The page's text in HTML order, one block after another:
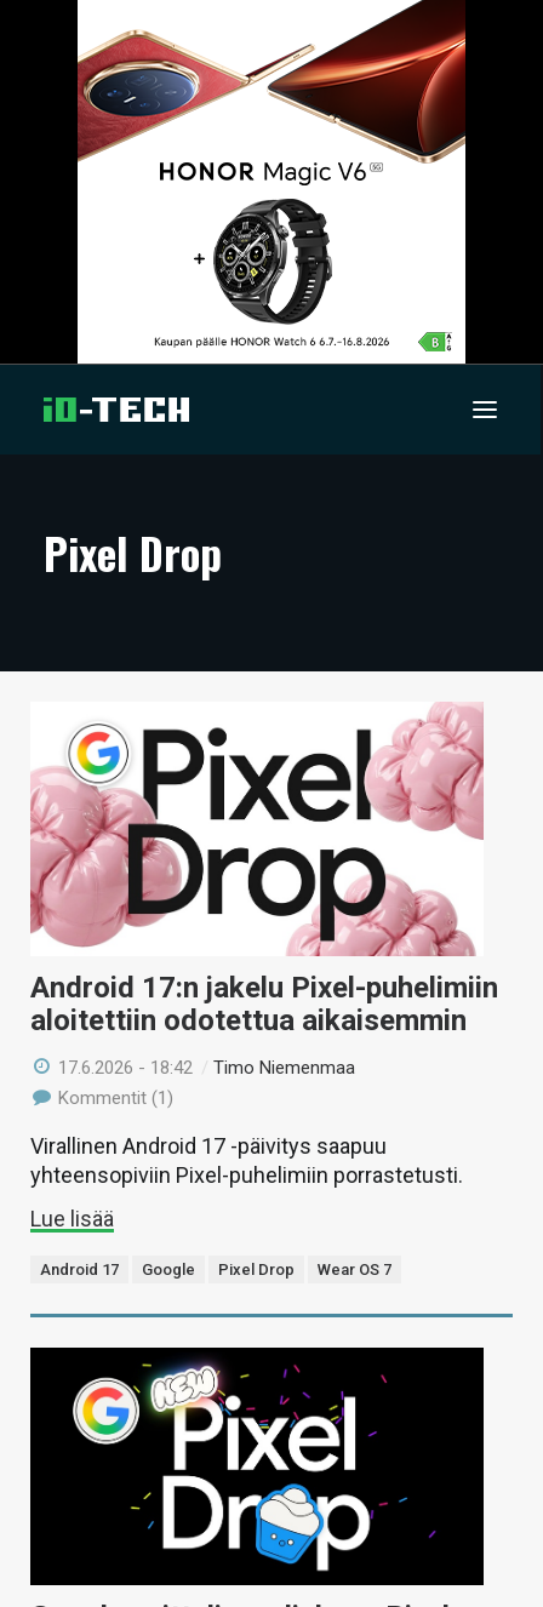
ARTIKKELIT
TECHBBS
TIETOA
HINTA.FI
KAUPPA
VAIHDA TEEMA
HAKU
Pixel Drop
Android 17:n jakelu Pixel-puhelimiin
aloitettiin odotettua aikaisemmin
17.6.2026 - 18:42 /Timo Niemenmaa
Kommentit (1)
Virallinen Android 17 -päivitys saapuu
yhteensopiviin Pixel-puhelimiin porrastetusti.
Lue lisää
Android 17 Google Pixel Drop Wear OS 7